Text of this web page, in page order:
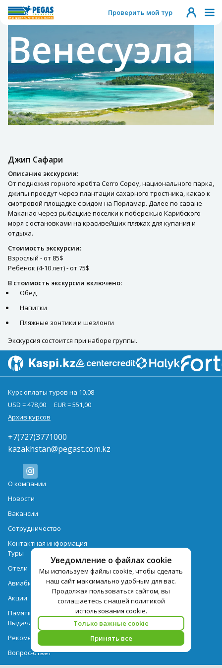
Проверить мой тур
Венесуэла
Джип Сафари
Описание экскурсии:
От подножия горного хребта Cerro Copey, национального парка,
джипы проедут через плантации сахарного тростника, какао к
смотровой площадке с видом на Порламар. Далее по саване
Маканао через рыбацкие поселки к побережью Карибского
моря с остановками на красивейших пляжах для купания и
отдыха.
Стоимость экскурсии:
Взрослый - от 85$
Ребёнок (4-10 лет) - от 75$
В стоимость экскурсии включено:
Обед
Напитки
Пляжные зонтики и шезлонги
Экскурсия состоится при наборе группы.
Уведомление о файлах cookie
Мы используем файлы cookie, чтобы сделать
наш сайт максимально удобным для вас.
Продолжая пользоваться сайтом, вы
соглашаетесь с нашей политикой
использования cookie.
Только важные cookie
Принять все
Курс оплаты туров на 10.08
USD = 478,00
EUR = 551,00
Архив курсов
+7(727)3771000
kazakhstan@pegast.com.kz
О компании
Новости
Вакансии
Сотрудничество
Контактная информация
Туры
Отели
Авиабилеты
Акции
Памятка для туристов
Выдача документов
Рекомендации
Вопрос-ответ